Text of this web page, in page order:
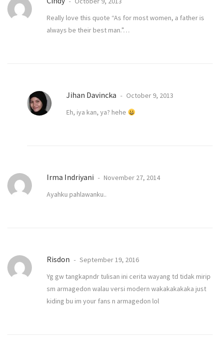
Really love this quote “As for most women, a father is
always be their best man.”…
Jihan Davincka
October 9, 2013
Eh, iya kan, ya? hehe
Irma Indriyani
November 27, 2014
Ayahku pahlawanku..
Risdon
September 19, 2016
Yg gw tangkapndr tulisan ini cerita wayang td tidak mirip
sm armagedon walau versi modern wakakakakaka just
kiding bu im your fans n armagedon lol